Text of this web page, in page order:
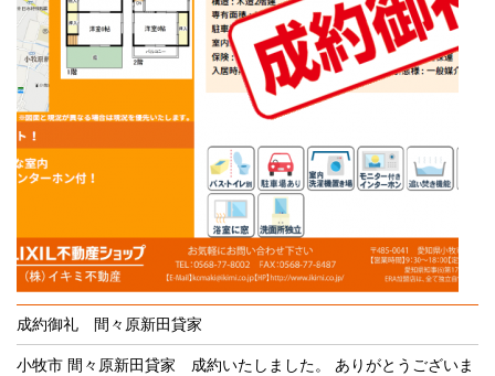
成約御礼 間々原新田貸家
小牧市 間々原新田貸家 成約いたしました。 ありがとうございま